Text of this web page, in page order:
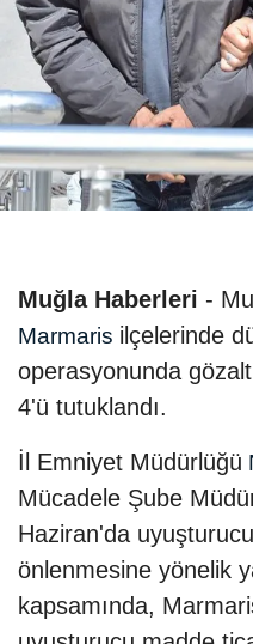
Muğla Haberleri -
Marmaris ilçelerinde
operasyonunda
4'ü tutuklandı.
İl Emniyet Müdürlüğü
Mücadele Şube
Haziran'da
önlenmesine yönelik
kapsamında,